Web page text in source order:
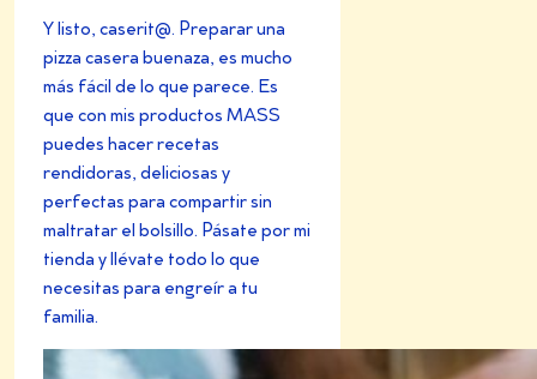
Y listo, caserit@. Preparar una
pizza casera buenaza, es mucho
más fácil de lo que parece. Es
que con mis productos MASS
puedes hacer recetas
rendidoras, deliciosas y
perfectas para compartir sin
maltratar el bolsillo. Pásate por mi
tienda y llévate todo lo que
necesitas para engreír a tu
familia.